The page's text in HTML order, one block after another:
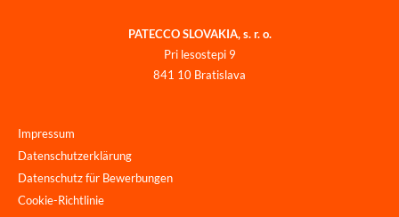
PATECCO SLOVAKIA, s. r. o.
Pri lesostepi 9
841 10 Bratislava
Impressum
Datenschutzerklärung
Datenschutz für Bewerbungen
Cookie-Richtlinie